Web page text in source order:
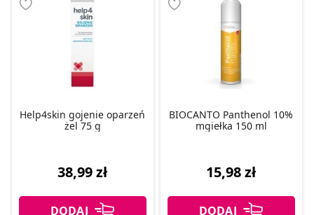
Help4skin gojenie oparzeń
żel 75 g
38,99 zł
BIOCANTO Panthenol 10%
mgiełka 150 ml
15,98 zł